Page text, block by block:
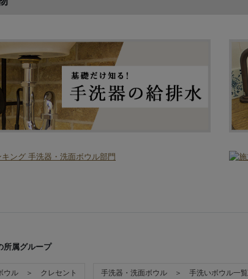
所属グループ
ウル ＞ クレセント 手洗器・洗面ボウル ＞ 手洗いボウル一覧